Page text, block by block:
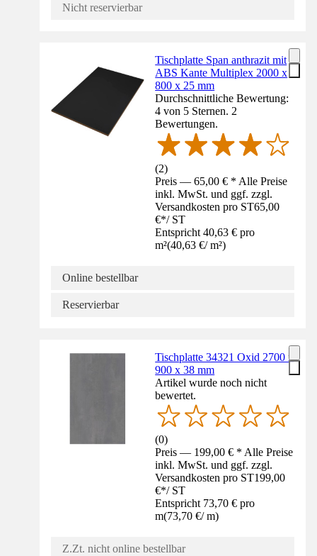
Nicht reservierbar
Tischplatte Span anthrazit mit
ABS Kante Multiplex 2000 x
800 x 25 mm
Durchschnittliche Bewertung:
4 von 5 Sternen. 2
Bewertungen.
(2)
Preis — 65,00 € * Alle Preise
inkl. MwSt. und ggf. zzgl.
Versandkosten pro ST65,00
€*/ ST
Entspricht 40,63 € pro
m²(40,63 €/ m²)
Online bestellbar
Reservierbar
Tischplatte 34321 Oxid 2700 x
900 x 38 mm
Artikel wurde noch nicht
bewertet.
(0)
Preis — 199,00 € * Alle Preise
inkl. MwSt. und ggf. zzgl.
Versandkosten pro ST199,00
€*/ ST
Entspricht 73,70 € pro
m(73,70 €/ m)
Z.Zt. nicht online bestellbar